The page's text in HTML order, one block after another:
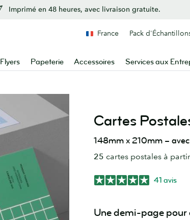
Imprimé en 48 heures, avec livraison gratuite.
Flyers Papeterie Accessoires Services aux
France Pack
Cartes
148mm x 210mm –
25 cartes postales à
41 avis
Une demi-page pour